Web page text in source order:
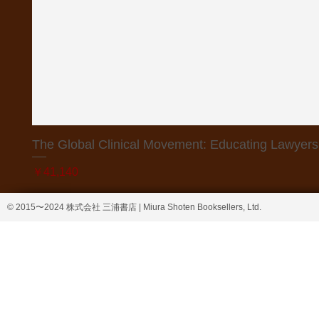
The Global Clinical Movement: Educating
価格
￥41,140
© 2015〜2024 株式会社 三浦書店 | Miura Shoten Booksellers, Ltd.